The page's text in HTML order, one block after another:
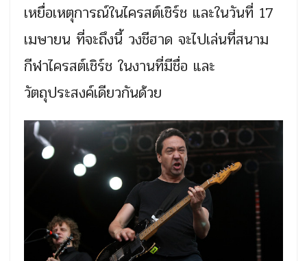
เหยื่อเหตุการณ์ในไครสต์เชิร์ช และในวันที่ 17
เมษายน ที่จะถึงนี้ วงชีฮาด จะไปเล่นที่สนาม
กีฬาไครสต์เชิร์ช ในงานที่มีชื่อ และ
วัตถุประสงค์เดียวกันด้วย